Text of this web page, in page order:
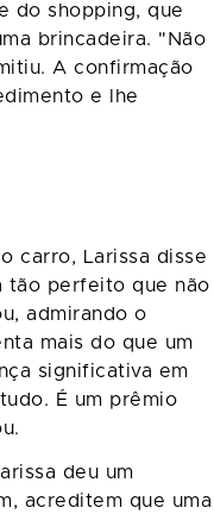
do shopping, que
brincadeira. "Não
A confirmação
e lhe
carro, Larissa disse
tão perfeito que não
admirando o
mais do que um
significativa em
É um prêmio
deu um
acreditem que uma